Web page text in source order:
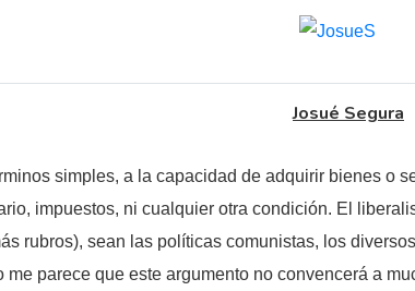
Josué Segura
simples, a la capacidad de adquirir bienes o
impuestos, ni cualquier otra condición. El
rubros), sean las políticas comunistas, los
parece que este argumento no convencerá a